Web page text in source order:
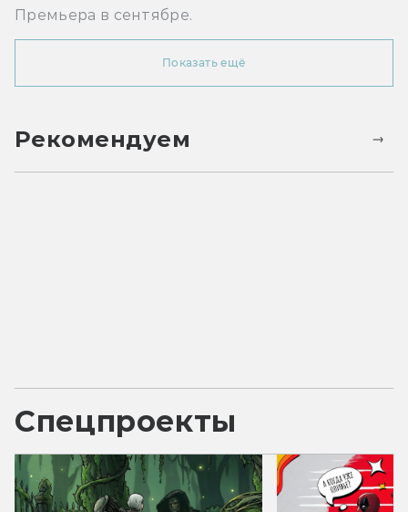
Премьера в сентябре.
Показать ещё
Рекомендуем
Спецпроекты